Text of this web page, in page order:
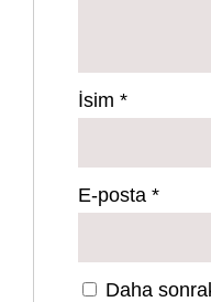
İsim*
E-posta*
Daha